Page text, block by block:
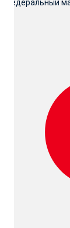
Федеральный